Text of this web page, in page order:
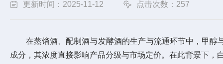
更新时间：2025-11-12 点击次数：257
在蒸馏酒、配制酒与发酵酒的生产与流通环节中，甲醇
成分，其浓度直接影响产品分级与市场定价。在此背景下，